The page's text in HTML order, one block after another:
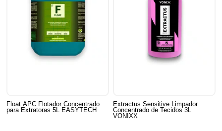
Float APC Flotador Concentrado
para Extratoras 5L EASYTECH
Extractus Sensitive Limpador
Concentrado de Tecidos 3L
VONIXX